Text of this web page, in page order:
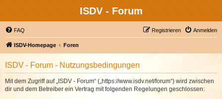
ISDV - Forum
FAQ Anmelden
Registrieren
ISDV-Homepage Foren
ISDV - Forum - Nutzungsbedingungen
Mit dem Zugriff auf „ISDV - Forum“ („https://www.isdv.net/forum“) wird zwischen
dir und dem Betreiber ein Vertrag mit folgenden Regelungen geschlossen: